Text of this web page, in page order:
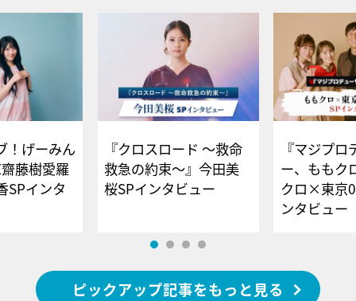
！げーみん
藤樹愛羅
SPインタ
『クロスロード ～救命
救急の約束～』今田美
桜SPインタビュー
『マジプロ
ー、ももク
クロ×東京
ンタビュー
ピックアップ記事をもっと見る